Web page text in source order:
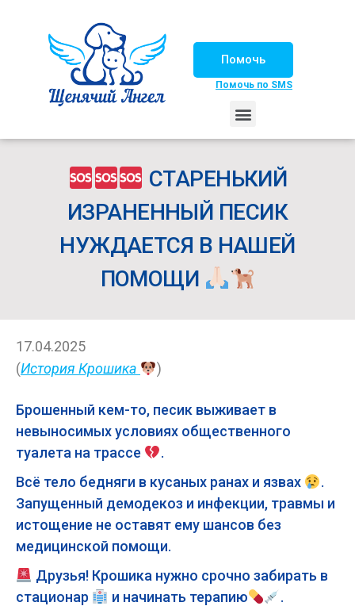
Помочь
Помочь по SMS
СТАРЕНЬКИЙ
ИЗРАНЕННЫЙ ПЕСИК
НУЖДАЕТСЯ В НАШЕЙ
ПОМОЩИ
17.04.2025
(История Крошика )
Брошенный кем-то, песик выживает в
невыносимых условиях общественного
туалета на трассе
.
Всё тело бедняги в кусаных ранах и язвах
.
Запущенный демодекоз и инфекции, травмы и
истощение не оставят ему шансов без
медицинской помощи.
Друзья! Крошика нужно срочно забирать в
стационар
и начинать терапию .